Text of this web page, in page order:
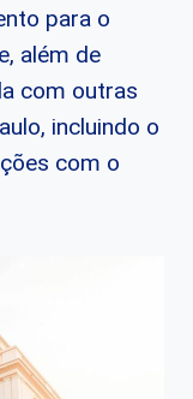
para o
além de
com outras
incluindo o
com o